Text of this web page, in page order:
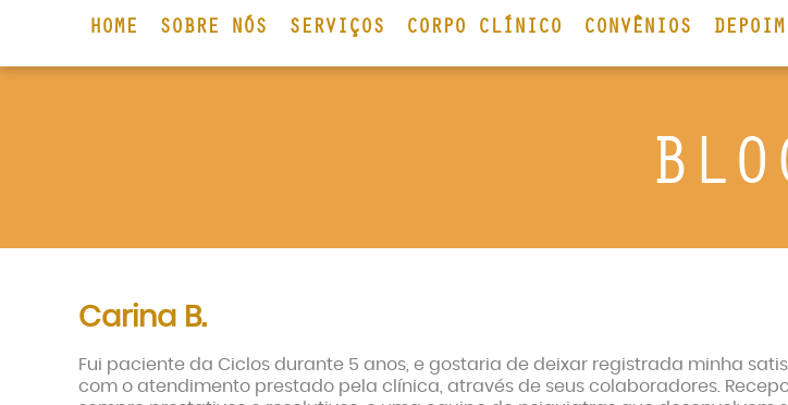
HOME SOBRE NÓS SERVIÇOS CORPO CLÍNICO CONVÊNIOS
Carina B.
Fui paciente da Ciclos durante 5 anos, e gostaria de deixar registrada minha
com o atendimento prestado pela clínica, através de seus colaboradores.